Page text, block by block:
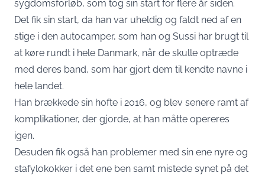
sygdomsforløb, som tog sin start for flere år siden.
Det fik sin start, da han var uheldig og faldt ned af en
stige i den autocamper, som han og Sussi har brugt til
at køre rundt i hele Danmark, når de skulle optræde
med deres band, som har gjort dem til kendte navne i
hele landet.
Han brækkede sin hofte i 2016, og blev senere ramt af
komplikationer, der gjorde, at han måtte opereres
igen.
Desuden fik også han problemer med sin ene nyre og
stafylokokker i det ene ben samt mistede synet på det